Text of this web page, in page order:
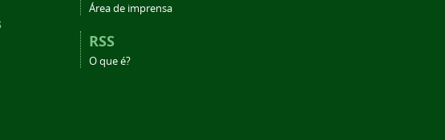
Área de imprensa
RSS
O que é?